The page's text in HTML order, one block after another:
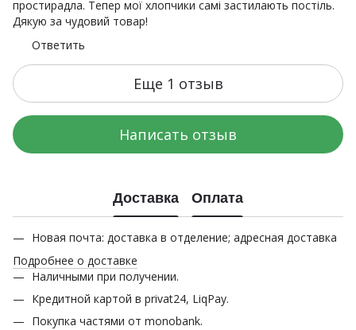
простирадла. Тепер мої хлопчики самі застилають постіль.
Дякую за чудовий товар!
Ответить
Еще 1 отзыв
Написать отзыв
Доставка Оплата
Новая почта: доставка в отделение; адресная доставка
Подробнее о доставке
Наличными при получении.
Кредитной картой в privat24, LiqPay.
Покупка частями от monobank.